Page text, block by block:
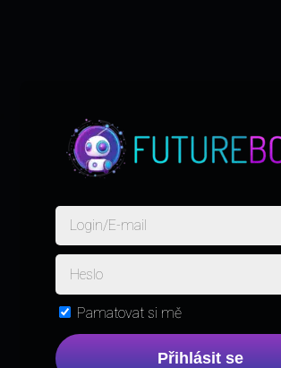
Pamatovat si mě
Přihlásit se